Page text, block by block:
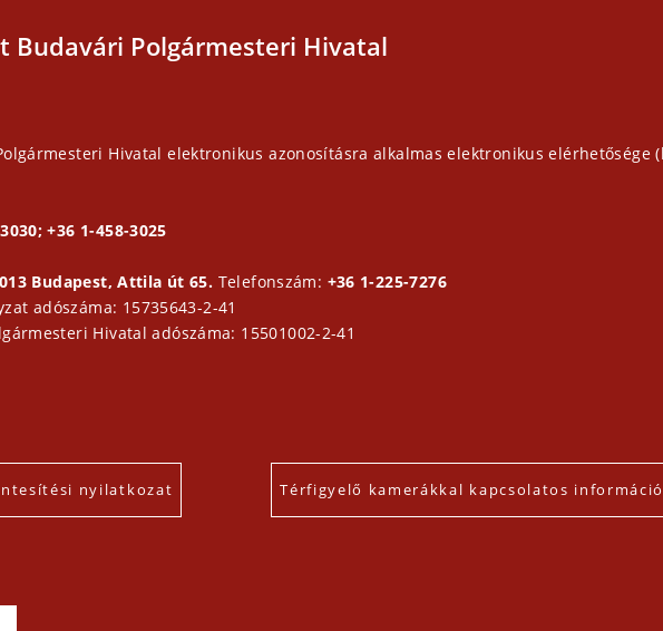
Budavári Polgármesteri Hivatal
Hivatal elektronikus azonosításra alkalmas elektronikus elérhetősége
+36 1-458-3025
Budapest, Attila út 65. Telefonszám: +36 1-225-7276
adószáma: 15735643-2-41
Hivatal adószáma: 15501002-2-41
nyilatkozat Térfigyelő kamerákkal kapcsolatos